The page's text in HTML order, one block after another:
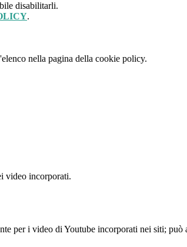
disabilitarli.
.
nella pagina della cookie policy.
video incorporati.
per i video di Youtube incorporati nei siti;